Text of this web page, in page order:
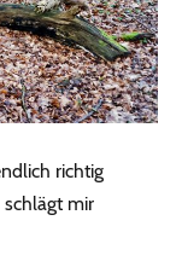
richtig
schlägt mir